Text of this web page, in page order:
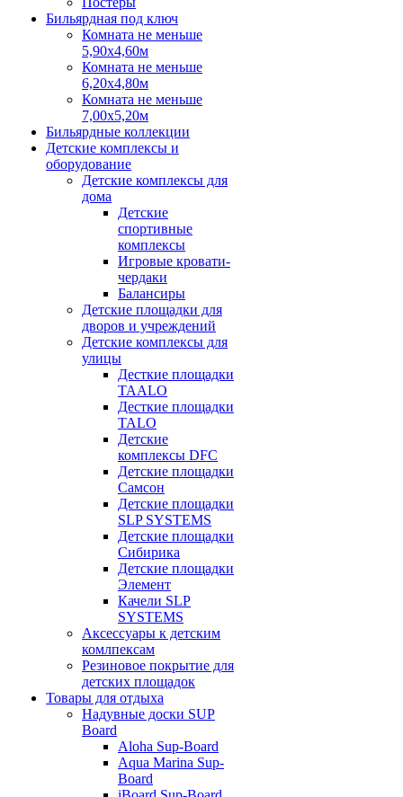
Бильярдная под ключ
Комната не меньше
5,90х4,60м
Комната не меньше
6,20х4,80м
Комната не меньше
7,00х5,20м
Бильярдные коллекции
Детские комплексы и
оборудование
Детские комплексы для
дома
Детские
спортивные
комплексы
Игровые кровати-
чердаки
Балансиры
Детские площадки для
дворов и учреждений
Детские комплексы для
улицы
Десткие площадки
TAALO
Десткие площадки
TALO
Детские
комплексы DFC
Детские площадки
Самсон
Детские площадки
SLP SYSTEMS
Детские площадки
Сибирика
Детские площадки
Элемент
Качели SLP
SYSTEMS
Аксессуары к детским
комлпексам
Резиновое покрытие для
детских площадок
Товары для отдыха
Надувные доски SUP
Board
Aloha Sup-Board
Aqua Marina Sup-
Board